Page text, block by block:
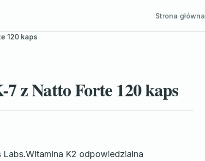
Strona główna
120 kaps
z Natto Forte 120 kaps
K2 odpowiedzialna